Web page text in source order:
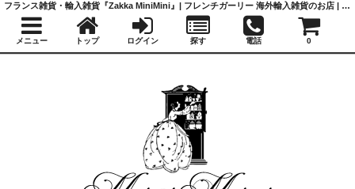
フランス雑貨・輸入雑貨『Zakka MiniMini』| フレンチガーリー 海外輸入雑貨のお店 | かわいい雑貨 | 蚤の市 | アンティーク
メニュー トップ ログイン 探す 電話 0